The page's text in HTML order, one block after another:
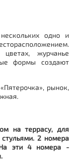
одно и
журчанье
формы создают
рынок,
на террасу, для
2 номера
эти 4 номера -